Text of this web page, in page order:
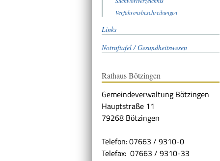
Verfahrensbeschreibungen
Links
Notruftafel / Gesundheitswesen
Rathaus Bötzingen
Gemeindeverwaltung Bötzingen
Hauptstraße 11
79268 Bötzingen
Telefon: 07663 / 9310-0
Telefax: 07663 / 9310-33